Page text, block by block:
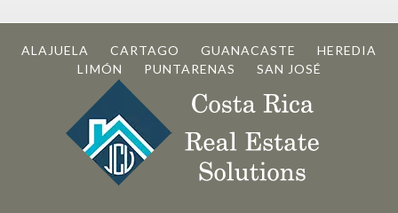
ALAJUELA CARTAGO GUANACASTE
HEREDIA
LIMÓN
PUNTARENAS SAN JOSÉ